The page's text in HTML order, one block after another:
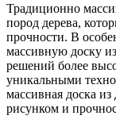
Традиционно
пород дерева,
прочности. В
массивную доску
решений более
уникальными
массивная доска
рисунком и